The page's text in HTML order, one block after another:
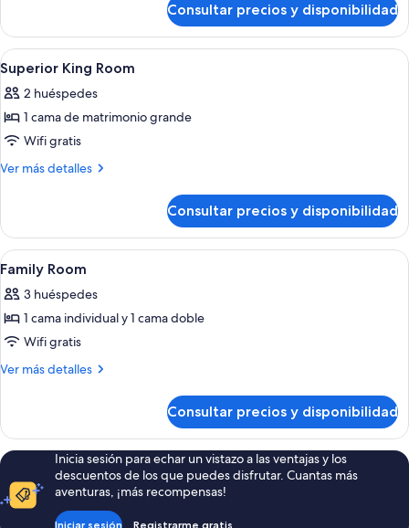
Room
Consultar precios y disponibilidad
Abrir
todas
las
fotos
de
Superior
Minibar, caja fuerte, escritorio y
6
Superior King Room
2 huéspedes
1 cama de matrimonio grande
Wifi gratis
Ver más detalles
Más
King
Room
Consultar precios y disponibilidad
Abrir
todas
las
fotos
de
Family
Minibar, caja fuerte, escritorio y
6
Family Room
3 huéspedes
1 cama individual y 1 cama doble
Wifi gratis
Ver más detalles
Más
Room
Consultar precios y disponibilidad
Inicia sesión para echar un vistazo a las ventajas y los
descuentos de los que puedes disfrutar. Cuantas más
aventuras, ¡más recompensas!
Iniciar sesión Registrarme gratis